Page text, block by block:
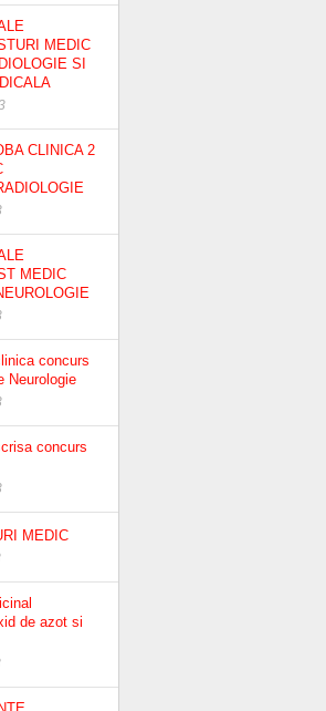
MEDIC
SI
CLINICA 2
MEDIC
concurs
Neurologie
concurs
MEDIC
de azot si